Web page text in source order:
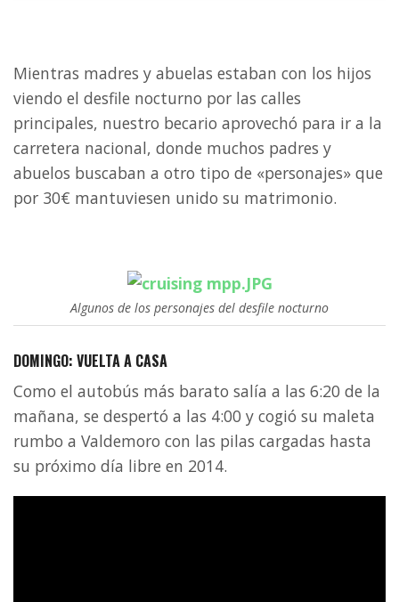
Mientras madres y abuelas estaban con los hijos
viendo el desfile nocturno por las calles
principales, nuestro becario aprovechó para ir a la
carretera nacional, donde muchos padres y
abuelos buscaban a otro tipo de «personajes» que
por 30€ mantuviesen unido su matrimonio.
Algunos de los personajes del desfile nocturno
DOMINGO: VUELTA A CASA
Como el autobús más barato salía a las 6:20 de la
mañana, se despertó a las 4:00 y cogió su maleta
rumbo a Valdemoro con las pilas cargadas hasta
su próximo día libre en 2014.